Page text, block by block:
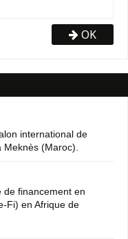
OK
international de
(Maroc).
de financement en
Fi) en Afrique de